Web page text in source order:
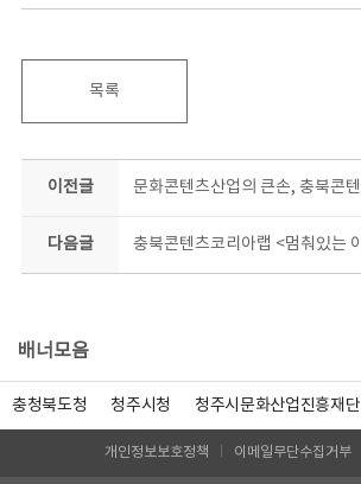
목록
이전글
다음글
배너모음
충청북도청 청주시청 청주시문화산업진흥재단
개인정보보호정책 이메일무단수집거부